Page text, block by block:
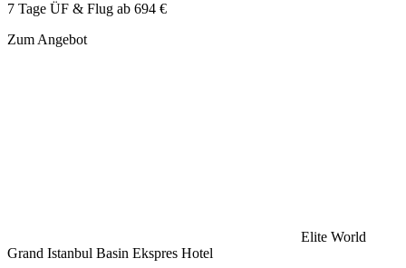
7 Tage ÜF & Flug ab 694 €
Zum Angebot
Elite World
Grand Istanbul Basin Ekspres Hotel